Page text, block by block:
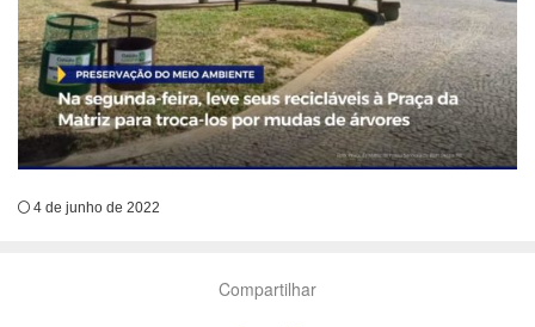
4 de junho de 2022
Compartilhar